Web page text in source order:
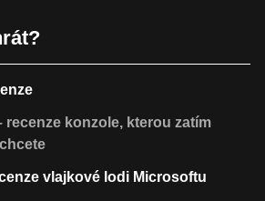
recenze konzole, kterou zatím
vlajkové lodi Microsoftu